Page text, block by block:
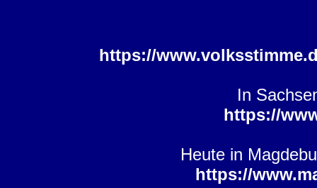
https://
In
https://
Heute in
https://